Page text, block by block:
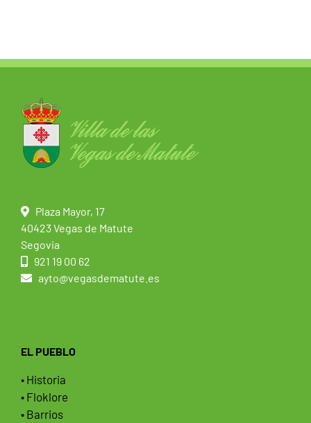
Plaza Mayor, 17
40423 Vegas de Matute
Segovia
921 19 00 62
ayto@vegasdematute.es
EL PUEBLO
• Historia
• Floklore
• Barrios